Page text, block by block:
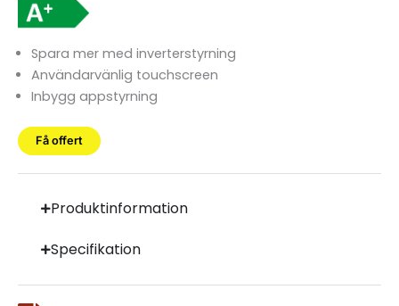
Spara mer med inverterstyrning
Användarvänlig touchscreen
Inbygg appstyrning
Få offert
Produktinformation
Specifikation